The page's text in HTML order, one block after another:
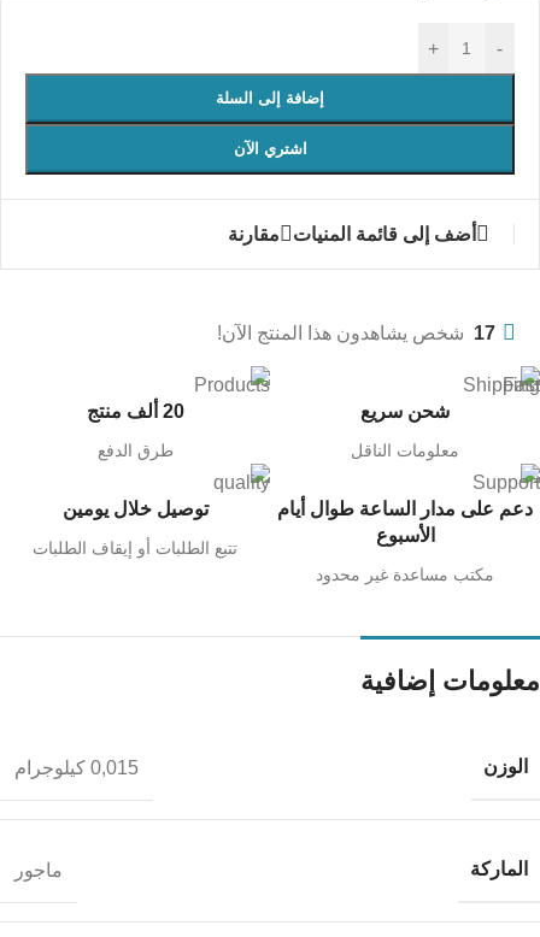
-
+
إضافة إلى السلة
اشتري الآن
أضف إلى قائمة المنيات مقارنة
17 شخص يشاهدون هذا المنتج الآن!
شحن سريع
معلومات الناقل
20 ألف منتج
طرق الدفع
دعم على مدار الساعة طوال أيام
الأسبوع
مكتب مساعدة غير محدود
توصيل خلال يومين
تتبع الطلبات أو إيقاف الطلبات
معلومات إضافية
الوزن 0,015 كيلوجرام
الماركة ماجور